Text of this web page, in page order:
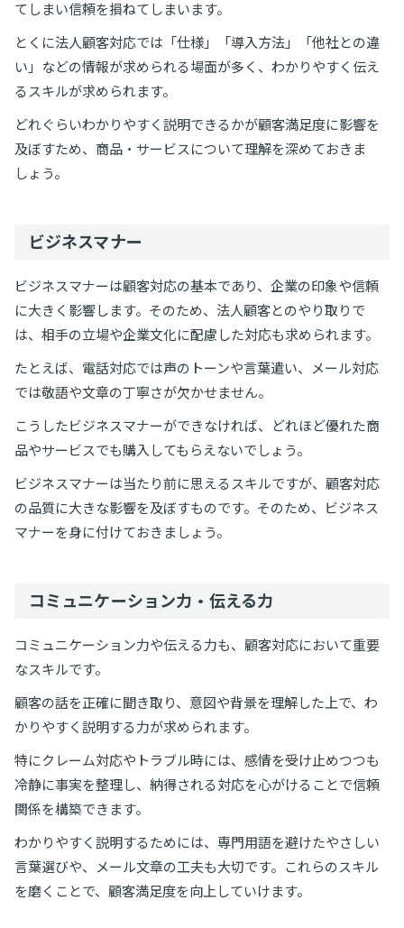
てしまい信頼を損ねてしまいます。
とくに法人顧客対応では「仕様」「導入方法」「他社との違
い」などの情報が求められる場面が多く、わかりやすく伝え
るスキルが求められます。
どれぐらいわかりやすく説明できるかが顧客満足度に影響を
及ぼすため、商品・サービスについて理解を深めておきま
しょう。
ビジネスマナー
ビジネスマナーは顧客対応の基本であり、企業の印象や信頼
に大きく影響します。そのため、法人顧客とのやり取りで
は、相手の立場や企業文化に配慮した対応も求められます。
たとえば、電話対応では声のトーンや言葉遣い、メール対応
では敬語や文章の丁寧さが欠かせません。
こうしたビジネスマナーができなければ、どれほど優れた商
品やサービスでも購入してもらえないでしょう。
ビジネスマナーは当たり前に思えるスキルですが、顧客対応
の品質に大きな影響を及ぼすものです。そのため、ビジネス
マナーを身に付けておきましょう。
コミュニケーション力・伝える力
コミュニケーション力や伝える力も、顧客対応において重要
なスキルです。
顧客の話を正確に聞き取り、意図や背景を理解した上で、わ
かりやすく説明する力が求められます。
特にクレーム対応やトラブル時には、感情を受け止めつつも
冷静に事実を整理し、納得される対応を心がけることで信頼
関係を構築できます。
わかりやすく説明するためには、専門用語を避けたやさしい
言葉選びや、メール文章の工夫も大切です。これらのスキル
を磨くことで、顧客満足度を向上していけます。